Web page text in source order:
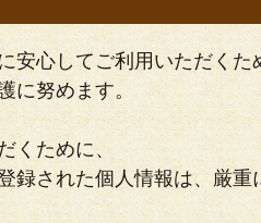
安心してご利用いただくた
に努めます。
くために、
された個人情報は、厳重